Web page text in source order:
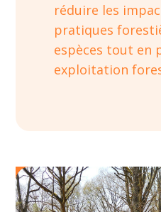
réduire les
pratiques
espèces tout en
exploitation